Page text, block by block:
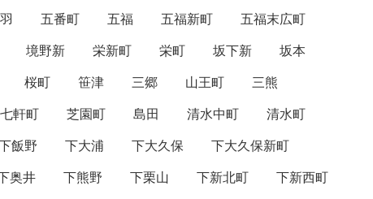
五番町 五福 五福新町
五福末広町
境野新 栄新町 栄町 坂下新
坂本
桜町 笹津 三郷 山王町
三熊
七軒町 芝園町 島田 清水中町
清水町
飯野 下大浦 下大久保
下大久保新町
奥井 下熊野 下栗山 下新北町
下新西町